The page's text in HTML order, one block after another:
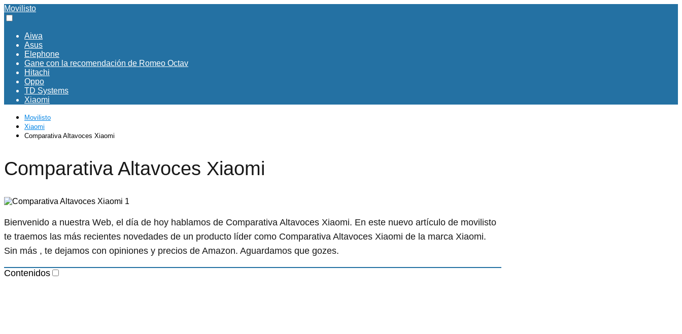
Movilisto
Aiwa
Asus
Elephone
Gane con la recomendación de Romeo Octav
Hitachi
Oppo
TD Systems
Xiaomi
Movilisto
Xiaomi
Comparativa Altavoces Xiaomi
Comparativa Altavoces Xiaomi
Bienvenido a nuestra Web, el día de hoy hablamos de Comparativa Altavoces Xiaomi. En este nuevo artículo de movilisto
te traemos las más recientes novedades de un producto líder como Comparativa Altavoces Xiaomi de la marca Xiaomi.
Sin más , te dejamos con opiniones y precios de Amazon. Aguardamos que gozes.
Contenidos